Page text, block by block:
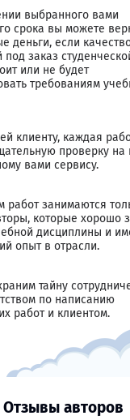
выбранного вами
срока вы можете
деньги, если
под заказ
или не будет
требованиям
клиенту, каждая
проверку на
вами сервису.
работ занимаются
которые хорошо
дисциплины и
опыт в отрасли.
тайну
по написанию
работ и клиентом.
Отзывы авторов